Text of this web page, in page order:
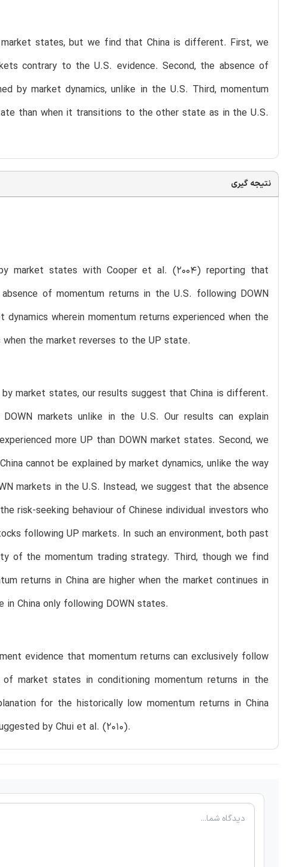
states, but we find that China is different. First, we
contrary to the U.S. evidence. Second, the absence of
by market dynamics, unlike in the U.S. Third, momentum
than when it transitions to the other state as in the U.S.
نتیجه گیری
market states with Cooper et al. (2004) reporting that
of momentum returns in the U.S. following DOWN
wherein momentum returns experienced when the
the market reverses to the UP state.
market states, our results suggest that China is different.
markets unlike in the U.S. Our results can explain
more UP than DOWN market states. Second, we
cannot be explained by market dynamics, unlike the way
markets in the U.S. Instead, we suggest that the absence
risk-seeking behaviour of Chinese individual investors who
following UP markets. In such an environment, both past
of the momentum trading strategy. Third, though we find
returns in China are higher when the market continues in
China only following DOWN states.
evidence that momentum returns can exclusively follow
market states in conditioning momentum returns in the
for the historically low momentum returns in China
by Chui et al. (2010).